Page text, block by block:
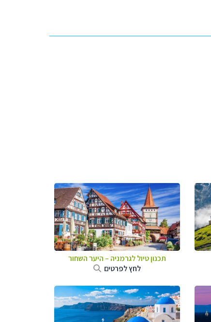
תכנון טיול לגרמניה – היער השחור
לחץ לפרטים